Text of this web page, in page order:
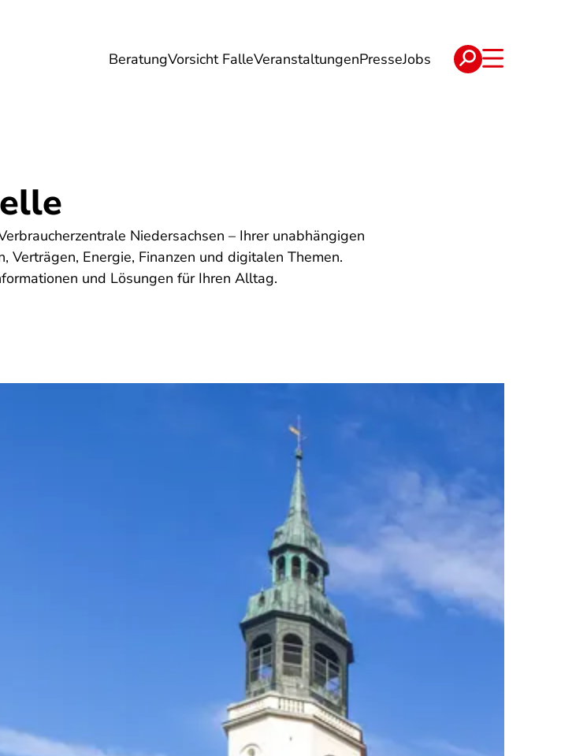
BeratungVorsicht FalleVeranstaltungenPresseJobs
Ernährung Reise Verträge & Reklamation
Niedersachsen – Ihrer unabhängigen
Energie, Finanzen und digitalen Themen.
und Lösungen für Ihren Alltag.